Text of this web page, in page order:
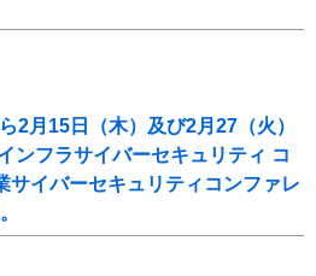
2月15日（木）及び2月27（火）
ンフラサイバーセキュリティ コ
サイバーセキュリティコンファレ